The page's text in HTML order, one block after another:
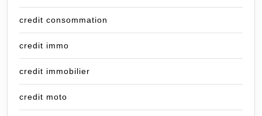
credit consommation
credit immo
credit immobilier
credit moto